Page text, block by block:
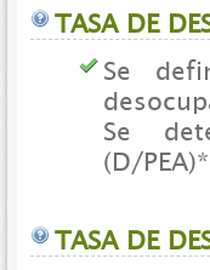
TASA DE
Se
Se
(D/
TASA DE